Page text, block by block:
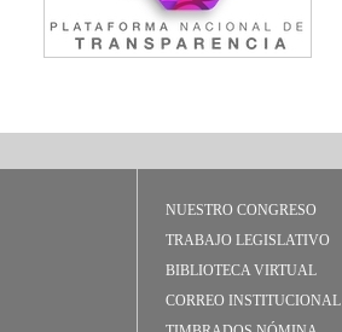
NUESTRO CONGRESO
TRABAJO LEGISLATIVO
BIBLIOTECA VIRTUAL
CORREO INSTITUCIONAL